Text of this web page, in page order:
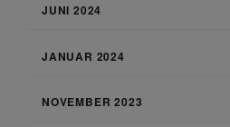
JUNI 2024
JANUAR 2024
NOVEMBER 2023